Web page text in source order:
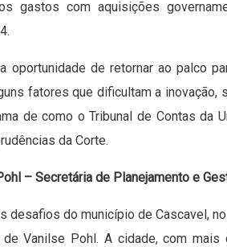
gastos com aquisições
oportunidade de retornar ao palco
fatores que dificultam a
de como o Tribunal de Contas da
da Corte.
– Secretária de Planejamento e
desafios do município de Cascavel,
de Vanilse Pohl. A cidade, com